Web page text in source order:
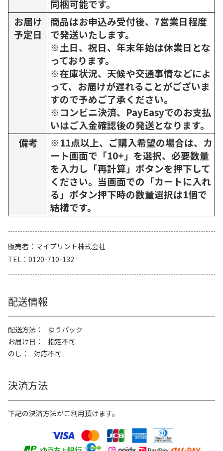
同梱可能です。
お届け
予定日
商品はお申込み受付後、7営業日程度
で発送いたします。
※土日、祝日、年末年始は休業日とな
っております。
※在庫状況、天候や交通事情などによ
って、お届けが遅れることがございま
すので予めご了承ください。
※コンビニ決済、PayEasyでのお支払
いはご入金確認後の発送となります。
備考
※11点以上、ご購入希望の場合は、カ
ート画面で「10+」を選択、必要数量
を入力し「再計算」ボタンを押下して
ください。当画面での「カートに入れ
る」ボタン押下時の数量選択は1個で
結構です。
販売者
マイプリント株式会社
TEL
0120-710-132
配送情報
配送方法
ゆうパック
お届け日
指定不可
のし
対応不可
決済方法
下記の決済方法がご利用頂けます。